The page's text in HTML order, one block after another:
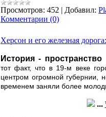
Просмотров: 452 | Добавил:
Комментарии (0)
Херсон и его железная
История - пространство
тот факт, что в 19-м веке
центром огромной
временем заняли более
...